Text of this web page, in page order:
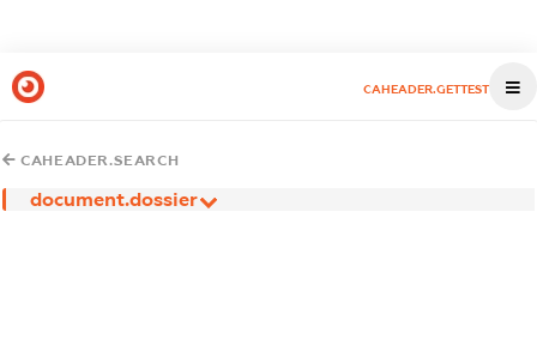
CAHEADER.GETTEST
CAHEADER.SEARCH
document.dossier